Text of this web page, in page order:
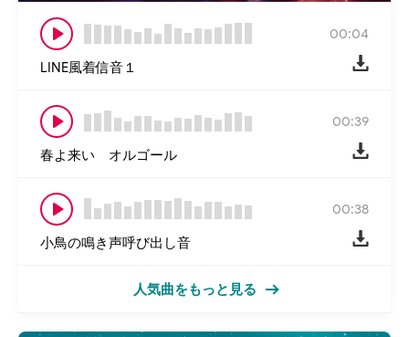
00:04
LINE風着信音１
00:39
春よ来い オルゴール
00:38
小鳥の鳴き声呼び出し音
人気曲をもっと見る